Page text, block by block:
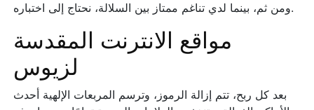
ومن ثم، بينما لدي تناغم ممتاز بين السلالة، نحتاج إلى اختباره.
مواقع الانترنت المقدسة
لزيوس
بعد كل ربح، تتم إزالة الرموز، وترسم المربعات الإلهية أحدث